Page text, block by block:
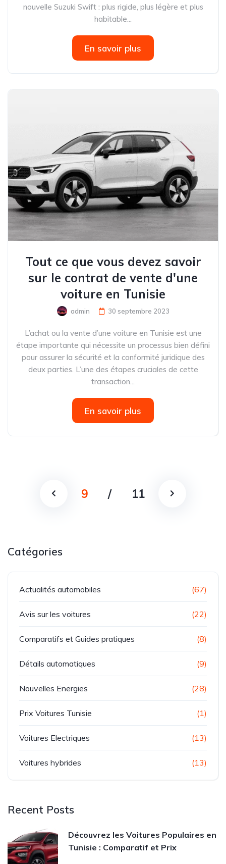
nouvelle Suzuki Swift : plus rigide, plus légère et plus
habitable...
En savoir plus
Tout ce que vous devez savoir
sur le contrat de vente d'une
voiture en Tunisie
admin 30 septembre 2023
L’achat ou la vente d’une voiture en Tunisie est une
étape importante qui nécessite un processus bien défini
pour assurer la sécurité et la conformité juridique des
deux parties. L’une des étapes cruciales de cette
transaction...
En savoir plus
9 / 11
Catégories
Actualités automobiles (67)
Avis sur les voitures (22)
Comparatifs et Guides pratiques (8)
Détails automatiques (9)
Nouvelles Energies (28)
Prix Voitures Tunisie (1)
Voitures Electriques (13)
Voitures hybrides (13)
Recent Posts
Découvrez les Voitures Populaires en
Tunisie : Comparatif et Prix